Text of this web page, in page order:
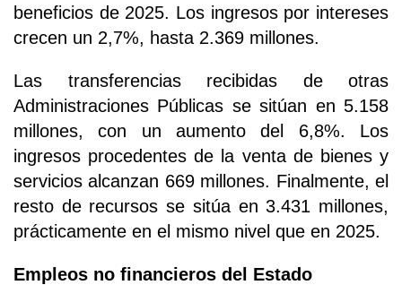
beneficios de 2025. Los ingresos por intereses
crecen un 2,7%, hasta 2.369 millones.
Las transferencias recibidas de otras
Administraciones Públicas se sitúan en 5.158
millones, con un aumento del 6,8%. Los
ingresos procedentes de la venta de bienes y
servicios alcanzan 669 millones. Finalmente, el
resto de recursos se sitúa en 3.431 millones,
prácticamente en el mismo nivel que en 2025.
Empleos no financieros del Estado